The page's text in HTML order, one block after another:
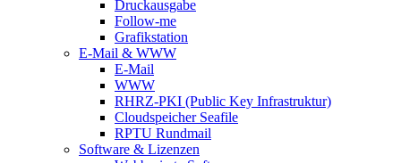
Druckausgabe
Follow-me
Grafikstation
E-Mail & WWW
E-Mail
WWW
RHRZ-PKI (Public Key Infrastruktur)
Cloudspeicher Seafile
RPTU Rundmail
Software & Lizenzen